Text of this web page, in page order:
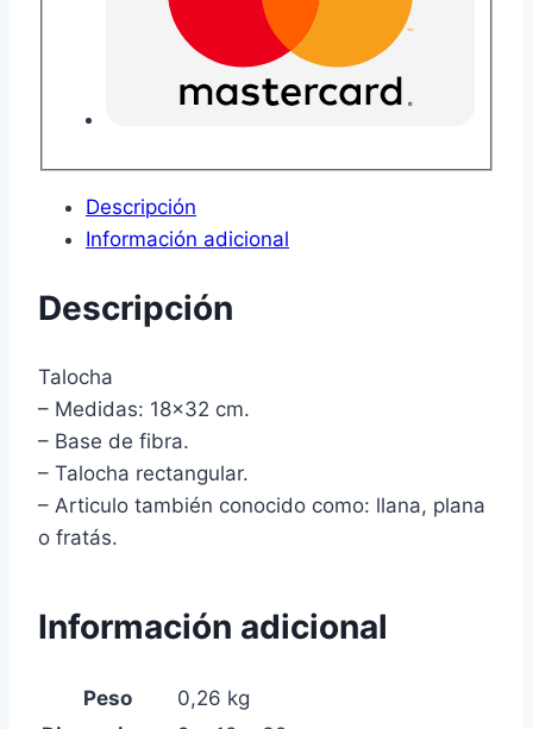
Descripción
Información adicional
Descripción
Talocha
– Medidas: 18×32 cm.
– Base de fibra.
– Talocha rectangular.
– Articulo también conocido como: llana, plana
o fratás.
Información adicional
Peso
0,26 kg